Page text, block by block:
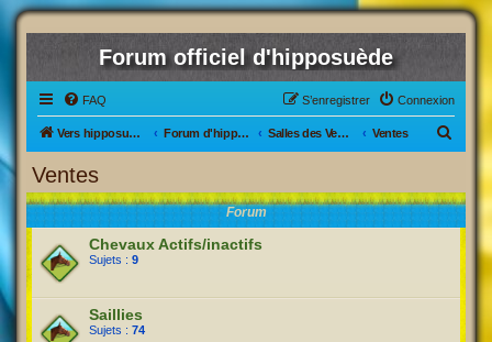
Forum officiel d'hipposuède
FAQ Connexion
S’enregistrer
Vers hipposuède, le jeu ! Forum d'hipposuède Salles des Ventes Ventes
h
Ventes
Forum
Chevaux Actifs/inactifs
Sujets : 9
Saillies
Sujets : 74